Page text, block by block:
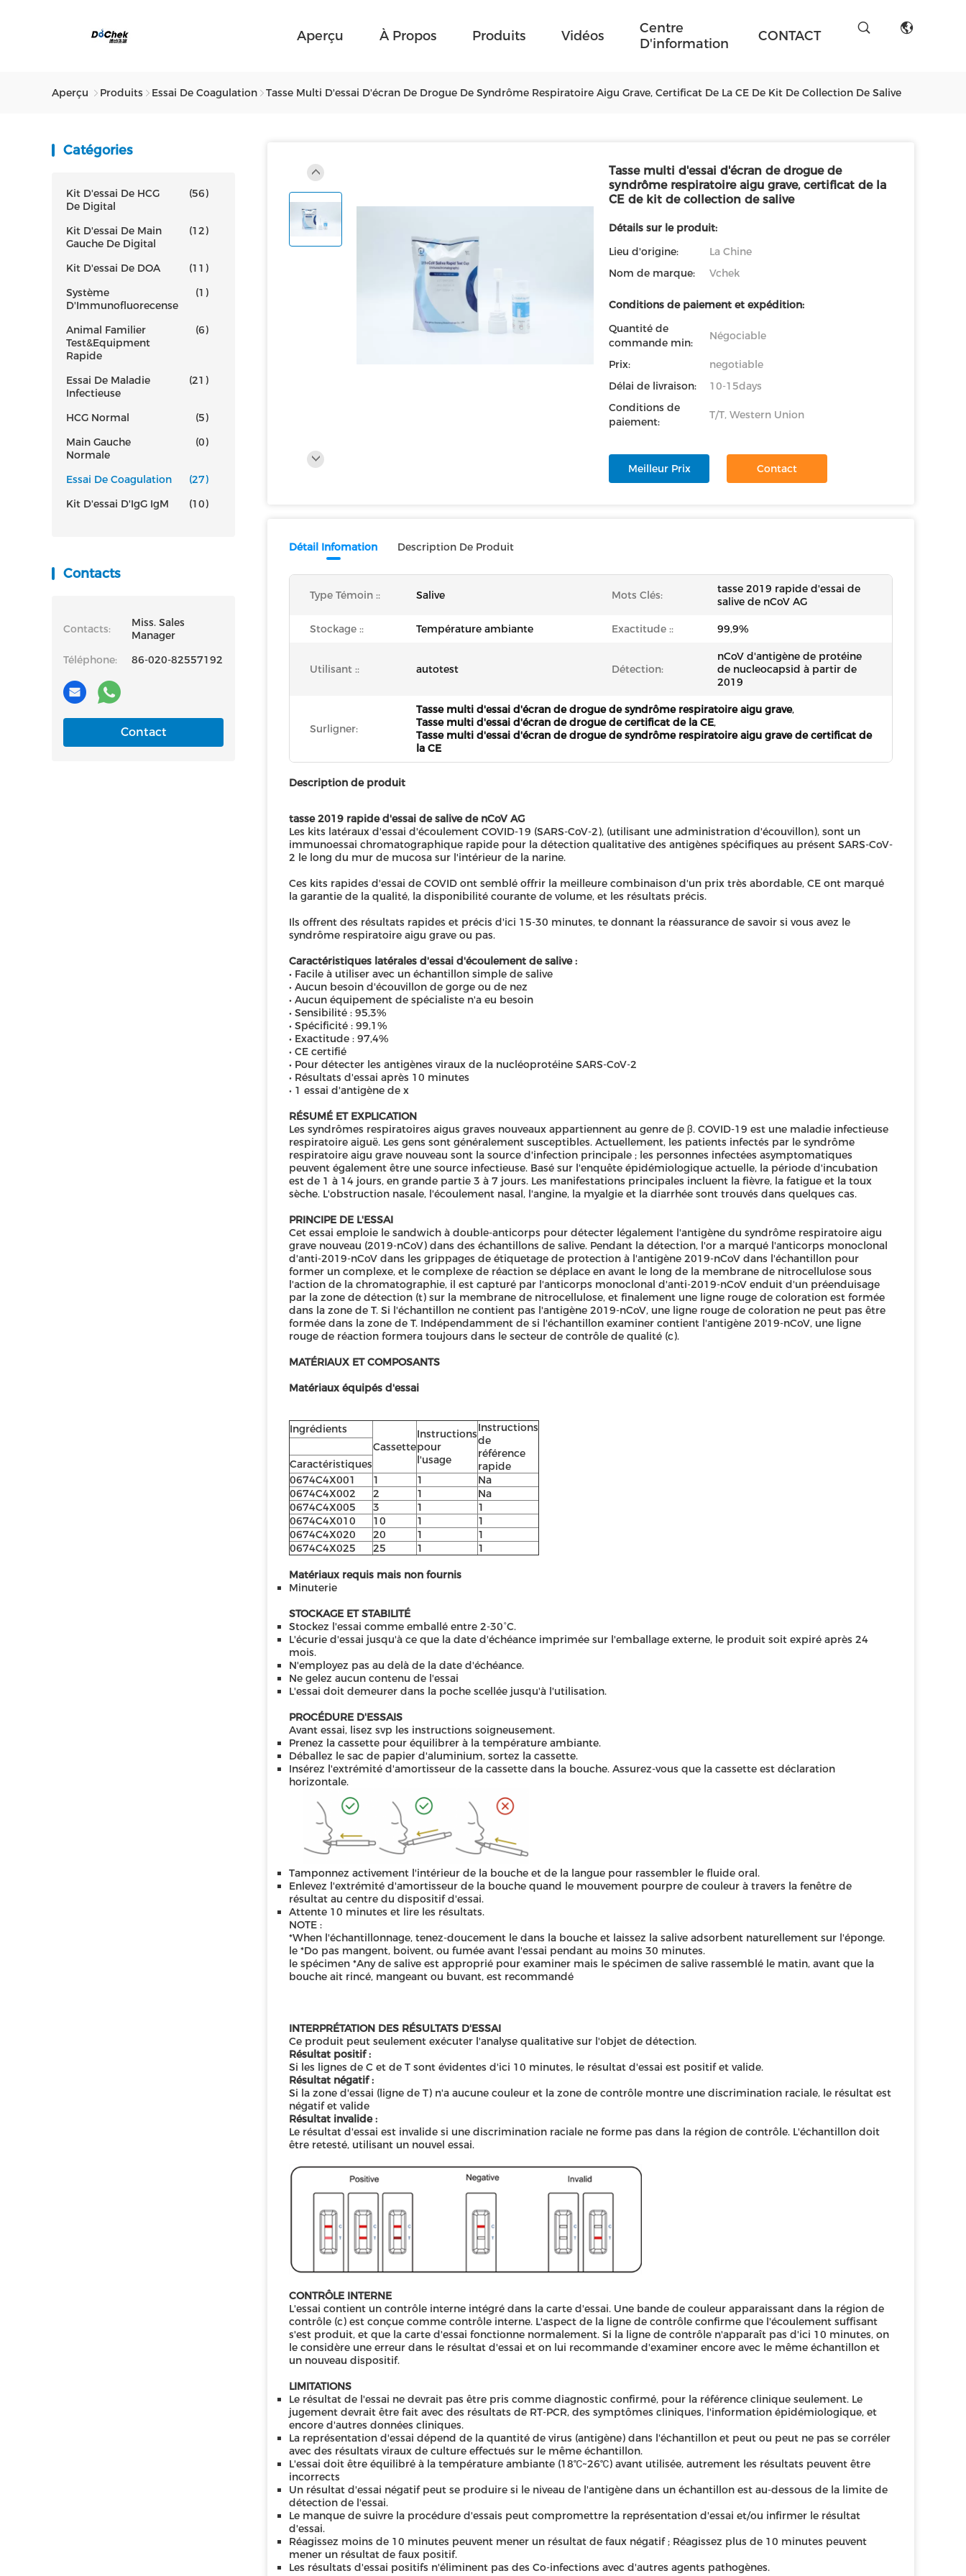
Aperçu À Propos Produits Vidéos
Centre
D'information
CONTACT
Aperçu Produits Essai De Coagulation Tasse Multi D'essai D'écran De Drogue De Syndrôme Respiratoire Aigu Grave, Certificat De La CE De Kit De Collection De Salive
Catégories
Kit D'essai De HCG
De Digital
(56)
Kit D'essai De Main
Gauche De Digital
(12)
Kit D'essai De DOA
(11)
Système
D'Immunofluorecense
(1)
Animal Familier
Test&Equipment
Rapide
(6)
Essai De Maladie
Infectieuse
(21)
HCG Normal
(5)
Main Gauche
Normale
(0)
Essai De Coagulation
(27)
Kit D'essai D'IgG IgM
(10)
Contacts
Contacts:
Miss. Sales
Manager
Téléphone:
86-020-82557192
Contact
Tasse multi d'essai d'écran de drogue de
syndrôme respiratoire aigu grave, certificat de la
CE de kit de collection de salive
Détails sur le produit:
Lieu d'origine:
La Chine
Nom de marque:
Vchek
Conditions de paiement et expédition:
Quantité de
commande min:
Négociable
Prix:
negotiable
Délai de livraison:
10-15days
Conditions de
paiement:
T/T, Western Union
Meilleur Prix Contact
Détail Infomation Description De Produit
Type Témoin :: Salive Mots Clés:
tasse 2019 rapide d'essai de
salive de nCoV AG
Stockage :: Température ambiante Exactitude :: 99,9%
Utilisant :: autotest Détection:
nCoV d'antigène de protéine
de nucleocapsid à partir de
2019
Surligner:
Tasse multi d'essai d'écran de drogue de syndrôme respiratoire aigu grave,
Tasse multi d'essai d'écran de drogue de certificat de la CE,
Tasse multi d'essai d'écran de drogue de syndrôme respiratoire aigu grave de certificat de
la CE
Description de produit
tasse 2019 rapide d'essai de salive de nCoV AG
Les kits latéraux d'essai d'écoulement COVID-19 (SARS-CoV-2), (utilisant une administration d'écouvillon), sont un
immunoessai chromatographique rapide pour la détection qualitative des antigènes spécifiques au présent SARS-CoV-
2 le long du mur de mucosa sur l'intérieur de la narine.
Ces kits rapides d'essai de COVID ont semblé offrir la meilleure combinaison d'un prix très abordable, CE ont marqué
la garantie de la qualité, la disponibilité courante de volume, et les résultats précis.
Ils offrent des résultats rapides et précis d'ici 15-30 minutes, te donnant la réassurance de savoir si vous avez le
syndrôme respiratoire aigu grave ou pas.
Caractéristiques latérales d'essai d'écoulement de salive :
• Facile à utiliser avec un échantillon simple de salive
• Aucun besoin d'écouvillon de gorge ou de nez
• Aucun équipement de spécialiste n'a eu besoin
• Sensibilité : 95,3%
• Spécificité : 99,1%
• Exactitude : 97,4%
• CE certifié
• Pour détecter les antigènes viraux de la nucléoprotéine SARS-CoV-2
• Résultats d'essai après 10 minutes
• 1 essai d'antigène de x
RÉSUMÉ ET EXPLICATION
Les syndrômes respiratoires aigus graves nouveaux appartiennent au genre de β. COVID-19 est une maladie infectieuse
respiratoire aiguë. Les gens sont généralement susceptibles. Actuellement, les patients infectés par le syndrôme
respiratoire aigu grave nouveau sont la source d'infection principale ; les personnes infectées asymptomatiques
peuvent également être une source infectieuse. Basé sur l'enquête épidémiologique actuelle, la période d'incubation
est de 1 à 14 jours, en grande partie 3 à 7 jours. Les manifestations principales incluent la fièvre, la fatigue et la toux
sèche. L'obstruction nasale, l'écoulement nasal, l'angine, la myalgie et la diarrhée sont trouvés dans quelques cas.
PRINCIPE DE L'ESSAI
Cet essai emploie le sandwich à double-anticorps pour détecter légalement l'antigène du syndrôme respiratoire aigu
grave nouveau (2019-nCoV) dans des échantillons de salive. Pendant la détection, l'or a marqué l'anticorps monoclonal
d'anti-2019-nCoV dans les grippages de étiquetage de protection à l'antigène 2019-nCoV dans l'échantillon pour
former un complexe, et le complexe de réaction se déplace en avant le long de la membrane de nitrocellulose sous
l'action de la chromatographie, il est capturé par l'anticorps monoclonal d'anti-2019-nCoV enduit d'un préenduisage
par la zone de détection (t) sur la membrane de nitrocellulose, et finalement une ligne rouge de coloration est formée
dans la zone de T. Si l'échantillon ne contient pas l'antigène 2019-nCoV, une ligne rouge de coloration ne peut pas être
formée dans la zone de T. Indépendamment de si l'échantillon examiner contient l'antigène 2019-nCoV, une ligne
rouge de réaction formera toujours dans le secteur de contrôle de qualité (c).
MATÉRIAUX ET COMPOSANTS
Matériaux équipés d'essai
Ingrédients
Cassette
Instructions
pour
l'usage
Instructions
de
référence
rapide
Caractéristiques
0674C4X001
1 1
Na
0674C4X002
2 1
Na
0674C4X005
3 1
1
0674C4X010
10 1
1
0674C4X020
20 1
1
0674C4X025
25 1 1
Matériaux requis mais non fournis
Minuterie
STOCKAGE ET STABILITÉ
Stockez l'essai comme emballé entre 2-30°C.
L'écurie d'essai jusqu'à ce que la date d'échéance imprimée sur l'emballage externe, le produit soit expiré après 24
mois.
N'employez pas au delà de la date d'échéance.
Ne gelez aucun contenu de l'essai
L'essai doit demeurer dans la poche scellée jusqu'à l'utilisation.
PROCÉDURE D'ESSAIS
Avant essai, lisez svp les instructions soigneusement.
Prenez la cassette pour équilibrer à la température ambiante.
Déballez le sac de papier d'aluminium, sortez la cassette.
Insérez l'extrémité d'amortisseur de la cassette dans la bouche. Assurez-vous que la cassette est déclaration
horizontale.
Tamponnez activement l'intérieur de la bouche et de la langue pour rassembler le fluide oral.
Enlevez l'extrémité d'amortisseur de la bouche quand le mouvement pourpre de couleur à travers la fenêtre de
résultat au centre du dispositif d'essai.
Attente 10 minutes et lire les résultats.
NOTE :
*When l'échantillonnage, tenez-doucement le dans la bouche et laissez la salive adsorbent naturellement sur l'éponge.
le *Do pas mangent, boivent, ou fumée avant l'essai pendant au moins 30 minutes.
le spécimen *Any de salive est approprié pour examiner mais le spécimen de salive rassemblé le matin, avant que la
bouche ait rincé, mangeant ou buvant, est recommandé
INTERPRÉTATION DES RÉSULTATS D'ESSAI
Ce produit peut seulement exécuter l'analyse qualitative sur l'objet de détection.
Résultat positif :
Si les lignes de C et de T sont évidentes d'ici 10 minutes, le résultat d'essai est positif et valide.
Résultat négatif :
Si la zone d'essai (ligne de T) n'a aucune couleur et la zone de contrôle montre une discrimination raciale, le résultat est
négatif et valide
Résultat invalide :
Le résultat d'essai est invalide si une discrimination raciale ne forme pas dans la région de contrôle. L'échantillon doit
être retesté, utilisant un nouvel essai.
CONTRÔLE INTERNE
L'essai contient un contrôle interne intégré dans la carte d'essai. Une bande de couleur apparaissant dans la région de
contrôle (c) est conçue comme contrôle interne. L'aspect de la ligne de contrôle confirme que l'écoulement suffisant
s'est produit, et que la carte d'essai fonctionne normalement. Si la ligne de contrôle n'apparaît pas d'ici 10 minutes, on
le considère une erreur dans le résultat d'essai et on lui recommande d'examiner encore avec le même échantillon et
un nouveau dispositif.
LIMITATIONS
Le résultat de l'essai ne devrait pas être pris comme diagnostic confirmé, pour la référence clinique seulement. Le
jugement devrait être fait avec des résultats de RT-PCR, des symptômes cliniques, l'information épidémiologique, et
encore d'autres données cliniques.
La représentation d'essai dépend de la quantité de virus (antigène) dans l'échantillon et peut ou peut ne pas se corréler
avec des résultats viraux de culture effectués sur le même échantillon.
L'essai doit être équilibré à la température ambiante (18℃~26℃) avant utilisée, autrement les résultats peuvent être
incorrects
Un résultat d'essai négatif peut se produire si le niveau de l'antigène dans un échantillon est au-dessous de la limite de
détection de l'essai.
Le manque de suivre la procédure d'essais peut compromettre la représentation d'essai et/ou infirmer le résultat
d'essai.
Réagissez moins de 10 minutes peuvent mener un résultat de faux négatif ; Réagissez plus de 10 minutes peuvent
mener un résultat de faux positif.
Les résultats d'essai positifs n'éliminent pas des Co-infections avec d'autres agents pathogènes.